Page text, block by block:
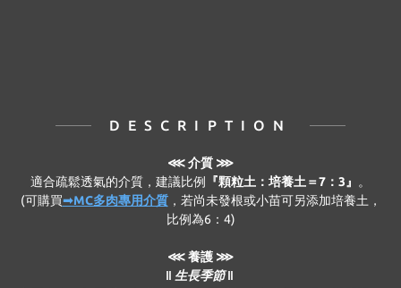
DESCRIPTION
⋘介質 ⋙
適合疏鬆透氣的介質，建議比例
『顆粒土：培養土＝7：3』
。
(可購買➟MC多肉專用介質，若尚未發根或小苗可另添加培養土，
比例為6：4)
⋘ 養護 ⋙
‖ 生長季節 ‖